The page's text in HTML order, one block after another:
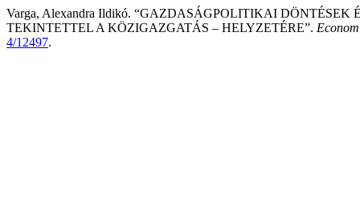
Varga, Alexandra Ildikó. “GAZDASÁGPOLITIKAI
TEKINTETTEL A KÖZIGAZGATÁS – HELYZETÉRE”.
4/12497.